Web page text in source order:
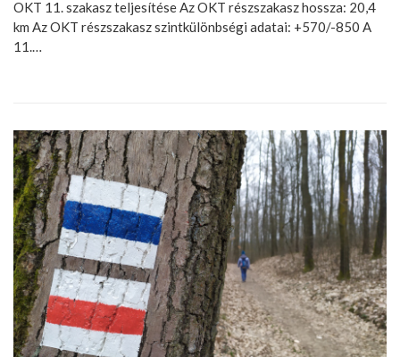
OKT 11. szakasz teljesítése Az OKT részszakasz hossza: 20,4
km Az OKT részszakasz szintkülönbségi adatai: +570/-850 A
11.…